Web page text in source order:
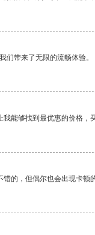
们带来了无限的流畅体验。
能够找到最优惠的价格，
的，但偶尔也会出现卡顿